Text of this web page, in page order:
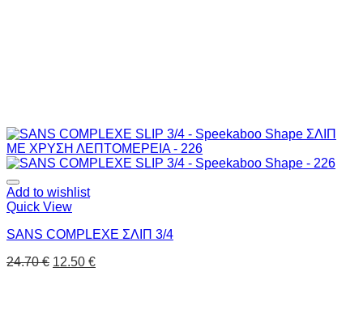
Add to wishlist
Quick View
SANS COMPLEXE ΣΛΙΠ 3/4
24.70€ 12.50 €